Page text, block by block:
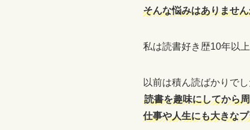
そんな悩みはありませ
私は読書好き歴10年以
以前は積ん読ばかりでし
読書を趣味にしてから
仕事や人生にも大きな